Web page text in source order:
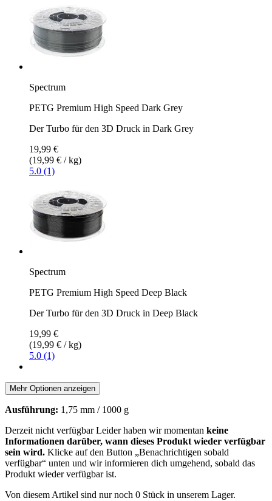
Spectrum
PETG Premium High Speed Dark Grey
Der Turbo für den 3D Druck in Dark Grey
19,99 €
(19,99 € / kg)
5.0 (1)
Spectrum
PETG Premium High Speed Deep Black
Der Turbo für den 3D Druck in Deep Black
19,99 €
(19,99 € / kg)
5.0 (1)
Mehr Optionen anzeigen
Ausführung: 1,75 mm / 1000 g
Derzeit nicht verfügbarLeider haben wir momentan keine
Informationen darüber, wann dieses Produkt wieder verfügbar
sein wird. Klicke auf den Button „Benachrichtigen sobald
verfügbar“ unten und wir informieren dich umgehend, sobald das
Produkt wieder verfügbar ist.
Von diesem Artikel sind nur noch 0 Stück in unserem Lager.